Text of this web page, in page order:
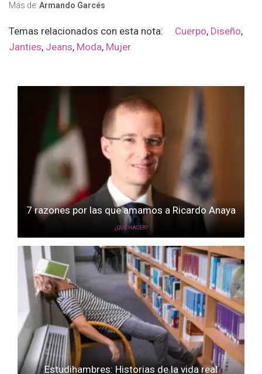
Más de: Armando Garcés
Temas relacionados con esta nota: Cuerpo, Diseño,
Janties, Jeans, Moda, Mujer
7 razones por las que amamos a Ricardo Anaya
¿QUÉ HACER?
Estudihambres: Historias de la vida real